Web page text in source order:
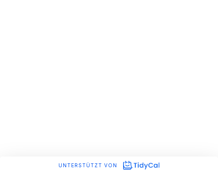
UNTERSTÜTZT VON